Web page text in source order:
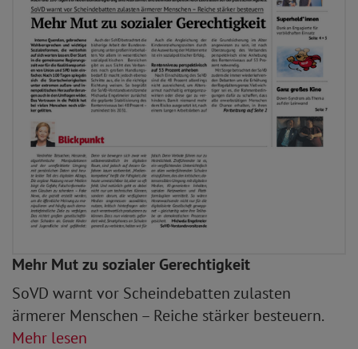
Mehr Mut zu sozialer Gerechtigkeit
SoVD warnt vor Scheindebatten zulasten
ärmerer Menschen – Reiche stärker besteuern.
Mehr lesen